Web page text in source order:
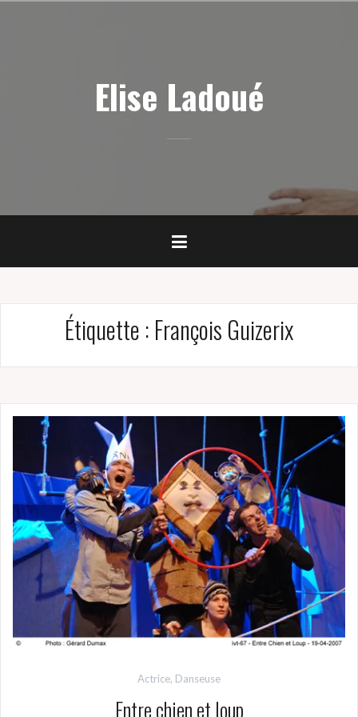
Elise Ladoué
Étiquette : François Guizerix
Actrice, Danseuse
Entre chien et loup